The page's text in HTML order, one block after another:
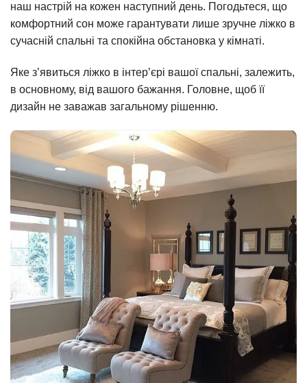
наш настрій на кожен наступний день. Погодьтеся, що
комфортний сон може гарантувати лише зручне ліжко в
сучасній спальні та спокійна обстановка у кімнаті.
Яке з’явиться ліжко в інтер’єрі вашої спальні, залежить,
в основному, від вашого бажання. Головне, щоб її
дизайн не заважав загальному рішенню.